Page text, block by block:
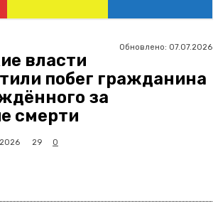
Обновлено: 07.07.2026
власти
побег гражданина
за
смерти
29 0